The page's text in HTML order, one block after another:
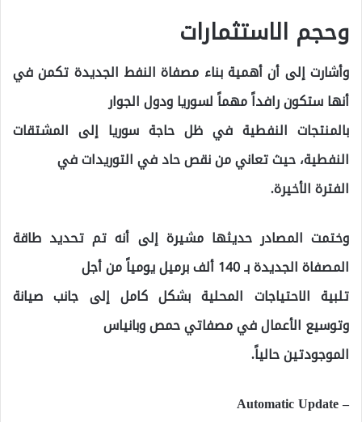
وحجم الاستثمارات
وأشارت إلى أن أهمية بناء مصفاة النفط الجديدة تكمن في
أنها ستكون رافداً مهماً لسوريا ودول الجوار
بالمنتجات النفطية في ظل حاجة سوريا إلى المشتقات
النفطية، حيث تعاني من نقص حاد في التوريدات في
الفترة الأخيرة.
وختمت المصادر حديثها مشيرة إلى أنه تم تحديد طاقة
المصفاة الجديدة بـ 140 ألف برميل يومياً من أجل
تلبية الاحتياجات المحلية بشكل كامل إلى جانب صيانة
وتوسيع الأعمال في مصفاتي حمص وبانياس
الموجودتين حالياً.
– Automatic Update